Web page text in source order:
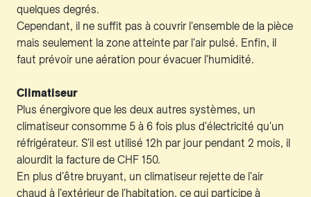
quelques degrés.
Cependant, il ne suffit pas à couvrir l'ensemble de la pièce
mais seulement la zone atteinte par l'air pulsé. Enfin, il
faut prévoir une aération pour évacuer l'humidité.
Climatiseur
Plus énergivore que les deux autres systèmes, un
climatiseur consomme 5 à 6 fois plus d'électricité qu'un
réfrigérateur. S'il est utilisé 12h par jour pendant 2 mois, il
alourdit la facture de CHF 150.
En plus d'être bruyant, un climatiseur rejette de l'air
chaud à l'extérieur de l'habitation, ce qui participe à